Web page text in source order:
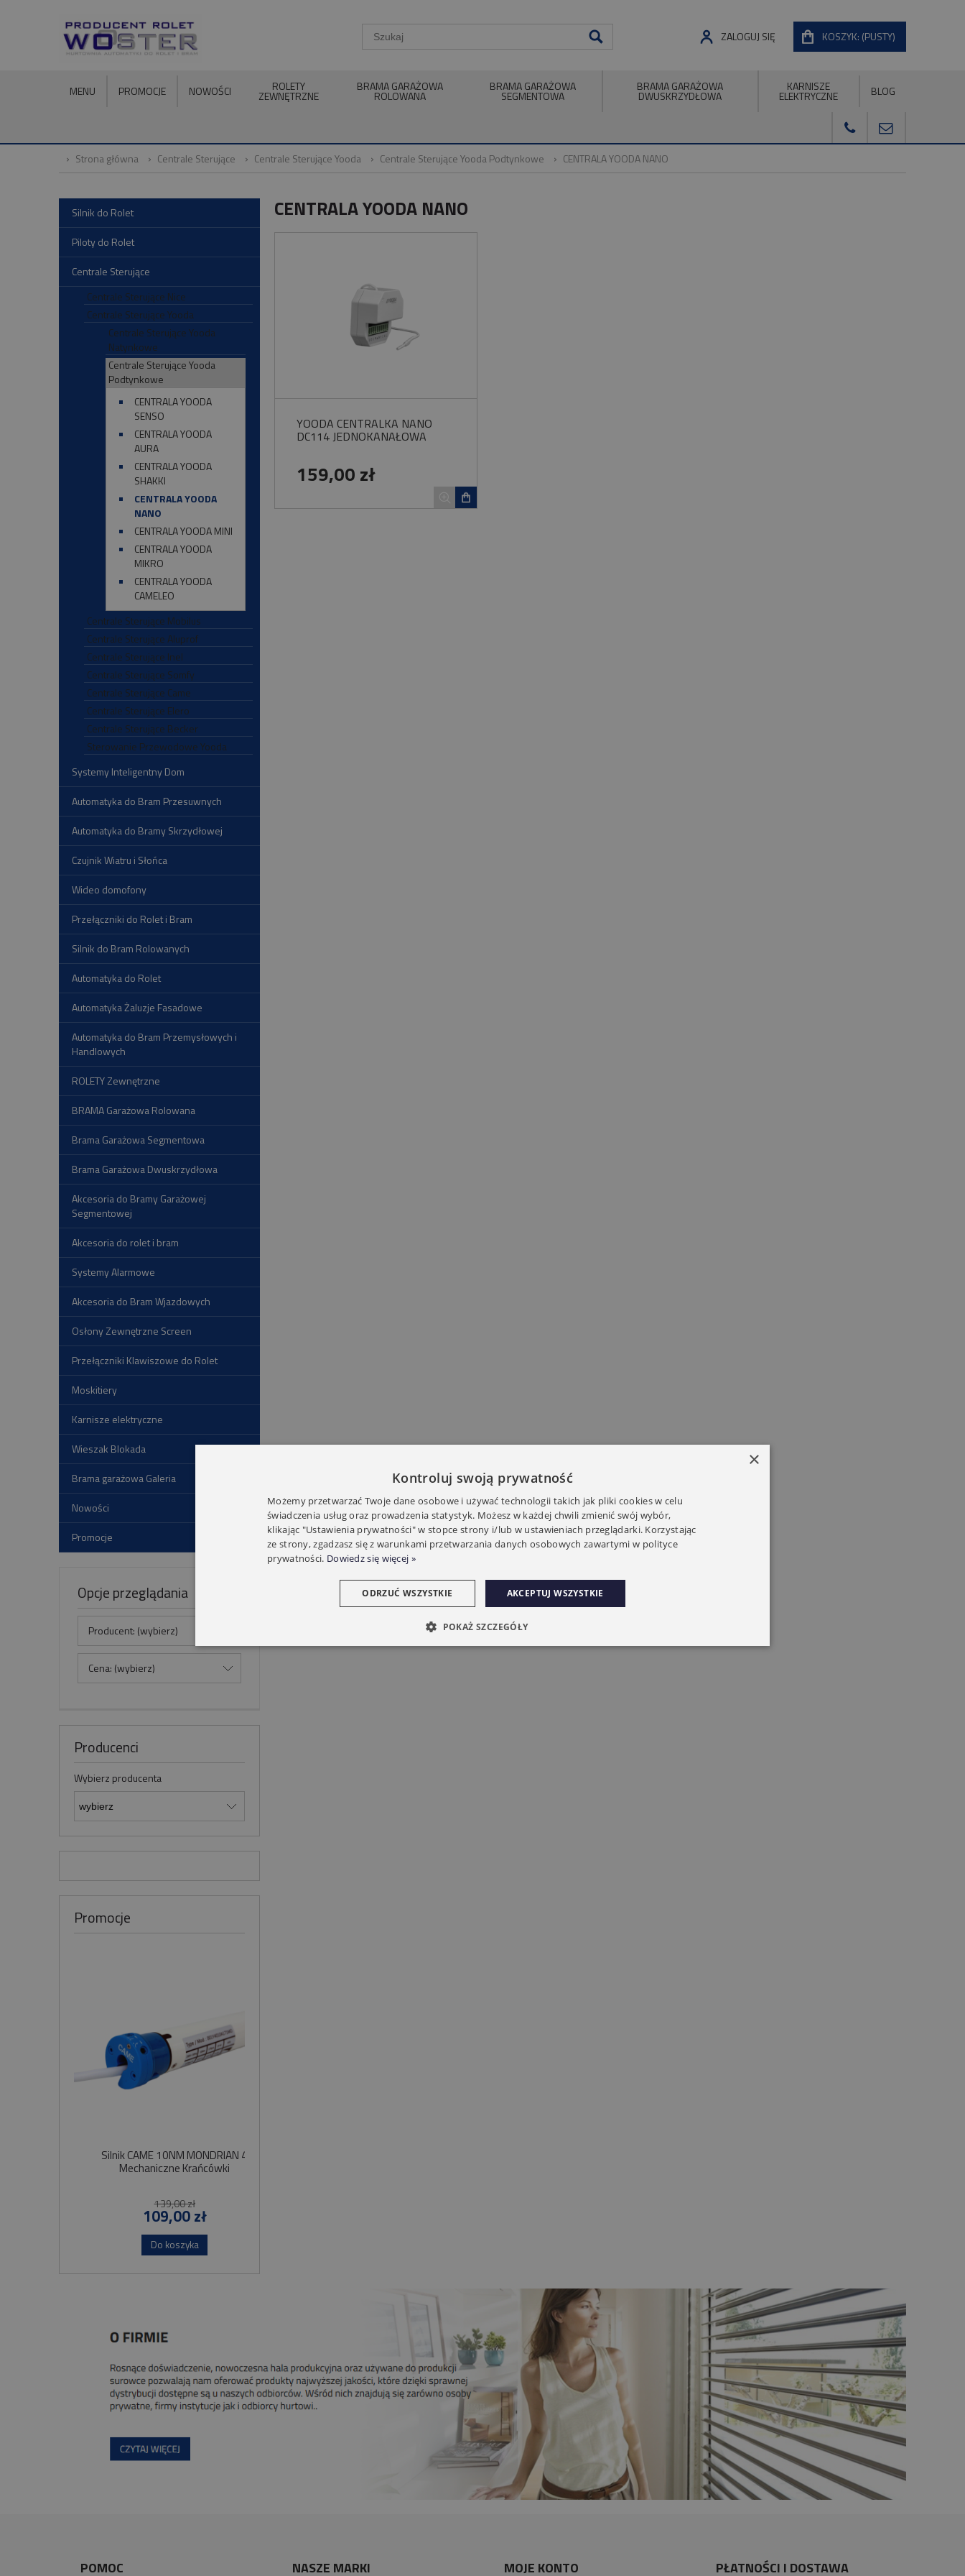
KOSZYK: (PUSTY)
ZALOGUJ SIĘ
MENU PROMOCJE NOWOŚCI ROLETY
ZEWNĘTRZNE
BRAMA GARAŻOWA
ROLOWANA
BRAMA GARAŻOWA
SEGMENTOWA
BRAMA GARAŻOWA
DWUSKRZYDŁOWA
KARNISZE
ELEKTRYCZNE BLOG
Strona główna Centrale Sterujące Centrale Sterujące Yooda Centrale Sterujące Yooda Podtynkowe CENTRALA YOODA NANO
Silnik do Rolet
Piloty do Rolet
Centrale Sterujące
Centrale Sterujące Nice
Centrale Sterujące Yooda
Centrale Sterujące Yooda
Natynkowe
Centrale Sterujące Yooda
Podtynkowe
CENTRALA YOODA
SENSO
CENTRALA YOODA
AURA
CENTRALA YOODA
SHAKKI
CENTRALA YOODA
NANO
CENTRALA YOODA MINI
CENTRALA YOODA
MIKRO
CENTRALA YOODA
CAMELEO
Centrale Sterujące Mobilus
Centrale Sterujące Aluprof
Centrale Sterujące Inel
Centrale Sterujące Somfy
Centrale Sterujące Came
Centrale Sterujące Elero
Centrale Sterujące Becker
Sterowanie Przewodowe Yooda
Systemy Inteligentny Dom
Automatyka do Bram Przesuwnych
Automatyka do Bramy Skrzydłowej
Czujnik Wiatru i Słońca
Wideo domofony
Przełączniki do Rolet i Bram
Silnik do Bram Rolowanych
Automatyka do Rolet
Automatyka Żaluzje Fasadowe
Automatyka do Bram Przemysłowych i
Handlowych
ROLETY Zewnętrzne
BRAMA Garażowa Rolowana
Brama Garażowa Segmentowa
Brama Garażowa Dwuskrzydłowa
Akcesoria do Bramy Garażowej
Segmentowej
Akcesoria do rolet i bram
Systemy Alarmowe
Akcesoria do Bram Wjazdowych
Osłony Zewnętrzne Screen
Przełączniki Klawiszowe do Rolet
Moskitiery
Karnisze elektryczne
Wieszak Blokada
Brama garażowa Galeria
Nowości
Promocje
Opcje przeglądania
Producent: (wybierz)
Cena: (wybierz)
Producenci
Wybierz producenta
Promocje
Silnik CAME 10NM MONDRIAN 4
Mechaniczne Krańcówki
139,00 zł
109,00 zł
Do koszyka
CENTRALA YOODA NANO
YOODA CENTRALKA NANO
DC114 JEDNOKANAŁOWA
159,00 zł
POMOC NASZE MARKI MOJE KONTO PŁATNOŚCI I DOSTAWA
×
Kontroluj swoją prywatność
Możemy przetwarzać Twoje dane osobowe i używać technologii takich jak pliki cookies w celu
świadczenia usług oraz prowadzenia statystyk. Możesz w każdej chwili zmienić swój wybór,
klikając "Ustawienia prywatności" w stopce strony i/lub w ustawieniach przeglądarki. Korzystając
ze strony, zgadzasz się z warunkami przetwarzania danych osobowych zawartymi w polityce
prywatności. Dowiedz się więcej »
AKCEPTUJ WSZYSTKIE
ODRZUĆ WSZYSTKIE
POKAŻ SZCZEGÓŁY